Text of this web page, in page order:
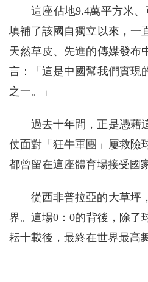
這座佔地9.4萬平方米
填補了該國自獨立以來，一
天然草皮、先進的傳媒發布
言：「這是中國幫我們實現
之一。」
過去十年間，正是憑藉
仗面對「狂牛軍團」屢救險
都曾留在這座體育場接受國
從西非普拉亞的大草坪
界。這場0：0的背後，除了
耘十載後，最終在世界最高